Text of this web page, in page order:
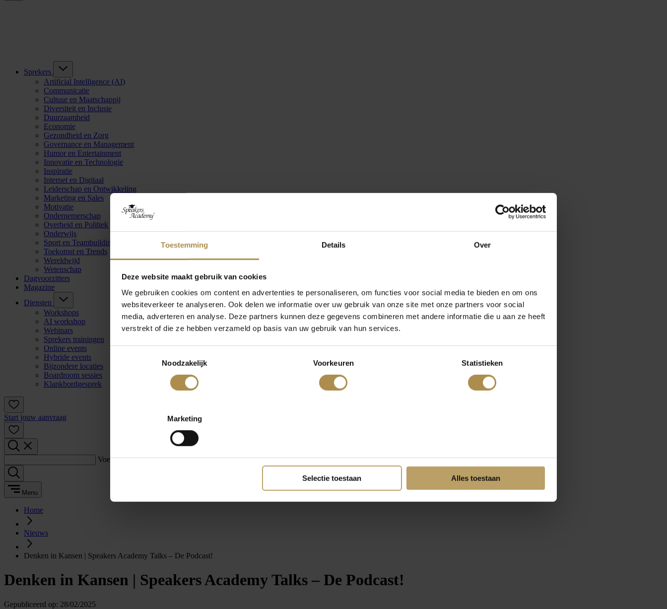
Toestemming Details Over
Deze website maakt gebruik van cookies
We gebruiken cookies om content en advertenties te personaliseren, om functies voor social media te bieden en om ons
websiteverkeer te analyseren. Ook delen we informatie over uw gebruik van onze site met onze partners voor social
media, adverteren en analyse. Deze partners kunnen deze gegevens combineren met andere informatie die u aan ze heeft
verstrekt of die ze hebben verzameld op basis van uw gebruik van hun services.
Noodzakelijk
Voorkeuren Statistieken
Marketing
Selectie toestaan Alles toestaan
Sprekers
Artificial Intelligence (AI)
Communicatie
Cultuur en Maatschappij
Diversiteit en Inclusie
Duurzaamheid
Economie
Gezondheid en Zorg
Governance en Management
Humor en Entertainment
Innovatie en Technologie
Inspiratie
Internet en Digitaal
Leiderschap en Ontwikkeling
Marketing en Sales
Motivatie
Ondernemerschap
Overheid en Politiek
Onderwijs
Sport en Teambuilding
Toekomst en Trends
Wereldwijd
Wetenschap
Dagvoorzitters
Magazine
Diensten
Workshops
AI workshop
Webinars
Sprekers trainingen
Online events
Hybride events
Bijzondere locaties
Boardroom sessies
Klankbordgesprek
Start jouw aanvraag
Voer een zoekterm in:
Menu
Home
Nieuws
Denken in Kansen | Speakers Academy Talks – De Podcast!
Denken in Kansen | Speakers Academy Talks – De Podcast!
Gepubliceerd op: 28/02/2025